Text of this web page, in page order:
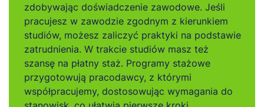
zdobywając doświadczenie zawodowe. Jeśli
pracujesz w zawodzie zgodnym z kierunkiem
studiów, możesz zaliczyć praktyki na podstawie
zatrudnienia. W trakcie studiów masz też
szansę na płatny staż. Programy stażowe
przygotowują pracodawcy, z którymi
współpracujemy, dostosowując wymagania do